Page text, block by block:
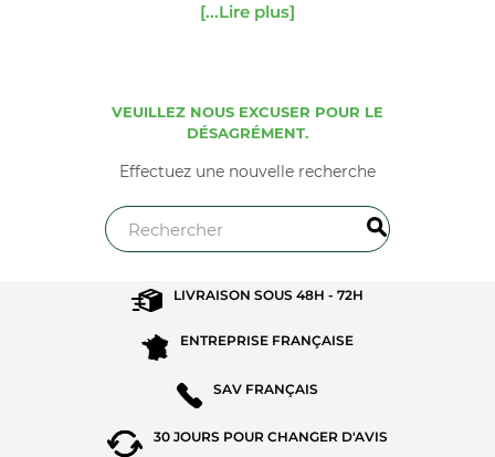
[...Lire plus]
VEUILLEZ NOUS EXCUSER POUR LE
DÉSAGRÉMENT.
Effectuez une nouvelle recherche
LIVRAISON SOUS48H - 72H
ENTREPRISE FRANÇAISE
SAV FRANÇAIS
30 JOURS POUR CHANGER D'AVIS